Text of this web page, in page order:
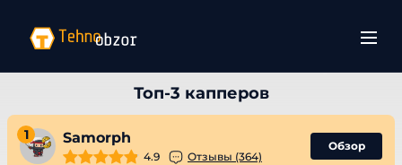
1 Samorph
4.9 Отзывы (364)
Обзор